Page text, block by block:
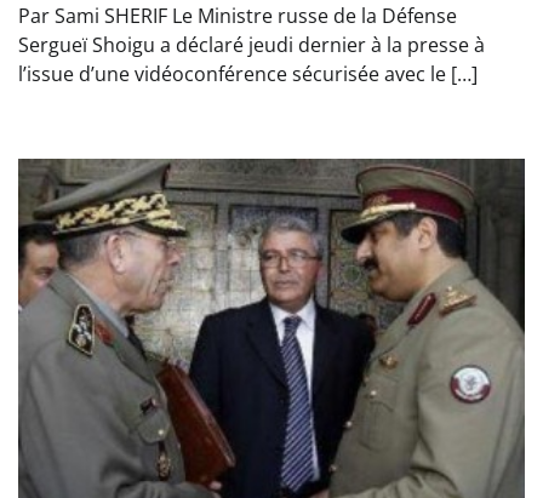
Par Sami SHERIF Le Ministre russe de la Défense
Sergueï Shoigu a déclaré jeudi dernier à la presse à
l’issue d’une vidéoconférence sécurisée avec le […]